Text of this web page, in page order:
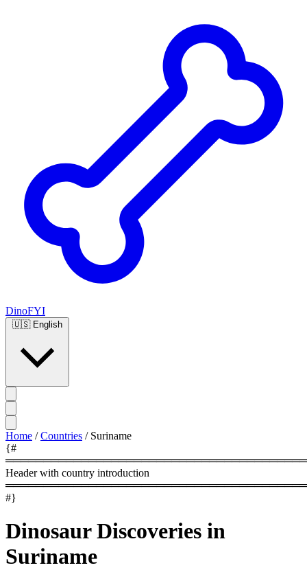
DinoFYI
🇺🇸 English
Home / Countries / Suriname
{#
Header with country introduction
#}
Dinosaur Discoveries in
Suriname